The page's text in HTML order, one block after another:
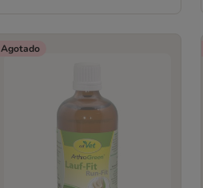
Agotado